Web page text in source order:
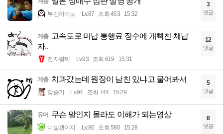
부엔까미노 Lv.87 조회 453 15:32
3
댓글
계층 고속도로 미납 통행료 징수에 개빡친 체납
자..
전자팔찌 Lv.93 조회 619 15:31
12
댓글
계층 치과갔는데 원장이 남친 있냐고 물어봐서
강슬기 Lv.94 조회 744 15:29
5
댓글
유머 무슨 말인지 몰라도 이해가 되는영상
너빨갱이지 Lv.86 조회 580 15:28
8
댓글